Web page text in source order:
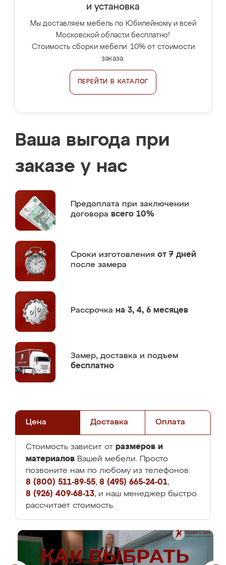
и установка
Мы доставляем мебель по Юбилейному и всей
Московской области бесплатно!
Стоимость сборки мебели: 10% от стоимости
заказа.
ПЕРЕЙТИ В КАТАЛОГ
Ваша выгода при
заказе у нас
Предоплата при заключении
договора всего 10%
Сроки изготовления от 7 дней
после замера
Рассрочка на 3, 4, 6 месяцев
Замер, доставка и подъем
бесплатно
Цена Доставка Оплата
Стоимость зависит от размеров и
материалов Вашей мебели. Просто
позвоните нам по любому из телефонов:
8 (800) 511-89-55, 8 (495) 665-24-01,
8 (926) 409-68-13, и наш менеджер быстро
рассчитает стоимость.